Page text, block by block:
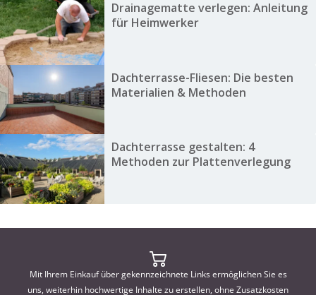
Drainagematte verlegen: Anleitung
für Heimwerker
Dachterrasse-Fliesen: Die besten
Materialien & Methoden
Dachterrasse gestalten: 4
Methoden zur Plattenverlegung
Mit Ihrem Einkauf über gekennzeichnete Links ermöglichen Sie es
uns, weiterhin hochwertige Inhalte zu erstellen, ohne Zusatzkosten